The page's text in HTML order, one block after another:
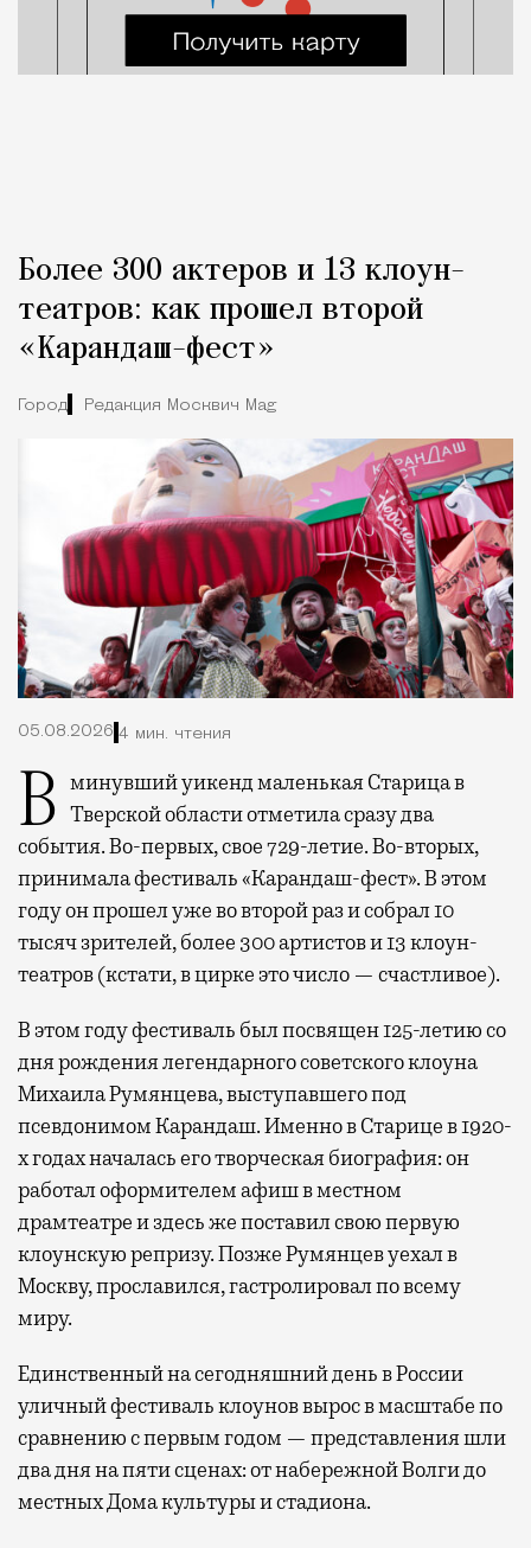
Более 300 актеров и 13 клоун-
театров: как прошел второй
«Карандаш-фест»
Город Редакция Москвич Mag
05.08.2026 4 мин. чтения
В минувший уикенд маленькая Старица в Тверской области отметила сразу два
события. Во-первых, свое 729-летие. Во-вторых,
принимала фестиваль «Карандаш-фест». В этом
году он прошел уже во второй раз и собрал 10
тысяч зрителей, более 300 артистов и 13 клоун-
театров (кстати, в цирке это число — счастливое).
В этом году фестиваль был посвящен 125-летию со
дня рождения легендарного советского клоуна
Михаила Румянцева, выступавшего под
псевдонимом Карандаш. Именно в Старице в 1920-
х годах началась его творческая биография: он
работал оформителем афиш в местном
драмтеатре и здесь же поставил свою первую
клоунскую репризу. Позже Румянцев уехал в
Москву, прославился, гастролировал по всему
миру.
Единственный на сегодняшний день в России
уличный фестиваль клоунов вырос в масштабе по
сравнению с первым годом — представления шли
два дня на пяти сценах: от набережной Волги до
местных Дома культуры и стадиона.